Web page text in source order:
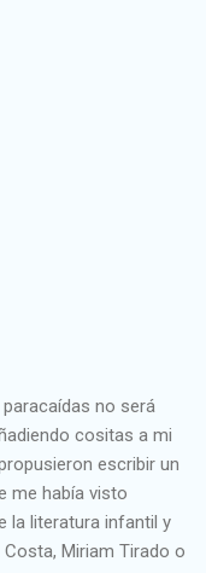
no será
cositas a mi
escribir un
me había visto
la literatura infantil y
Miriam Tirado o